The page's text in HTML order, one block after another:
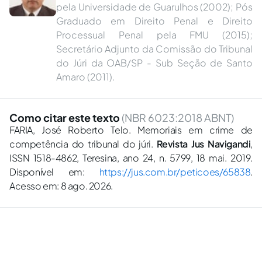
pela Universidade de Guarulhos (2002); Pós
Graduado em Direito Penal e Direito
Processual Penal pela FMU (2015);
Secretário Adjunto da Comissão do Tribunal
do Júri da OAB/SP - Sub Seção de Santo
Amaro (2011).
Como citar este texto (NBR 6023:2018 ABNT)
FARIA, José Roberto Telo. Memoriais em crime de
competência do tribunal do júri. Revista Jus Navigandi,
ISSN 1518-4862, Teresina, ano 24, n. 5799, 18 mai. 2019.
Disponível em: https://jus.com.br/peticoes/65838.
Acesso em: 8 ago. 2026.